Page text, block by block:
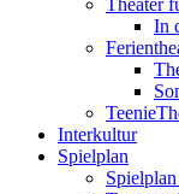
Theater
In
Interkultur
Spielplan